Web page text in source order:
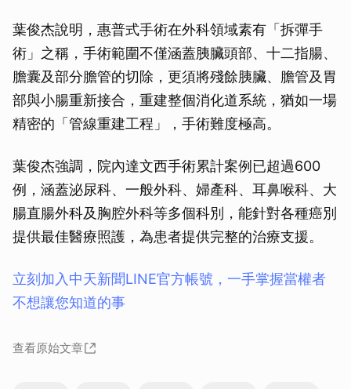
葉俊杰說明，惠普式手術在外科領域素有「拆彈手
術」之稱，手術範圍不僅涵蓋胰臟頭部、十二指腸、
膽囊及部分膽管的切除，更須將殘餘胰臟、膽管及胃
部與小腸重新接合，重建整個消化道系統，猶如一場
精密的「管線重建工程」，手術難度極高。
葉俊杰強調，院內達文西手術累計案例已超過600
例，涵蓋泌尿科、一般外科、婦產科、耳鼻喉科、大
腸直腸外科及胸腔外科等多個科別，能針對各種癌別
提供最佳醫療照護，為患者提供完整的治療支援。
立刻加入中天新聞LINE官方帳號，一手掌握當權者
不想讓您知道的事
查看原始文章